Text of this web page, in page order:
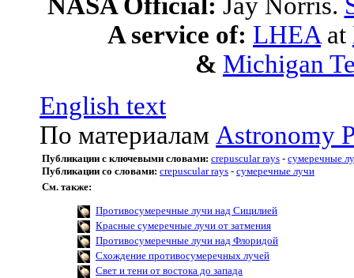
A service of: LHEA at
& Michigan
English text
По материалам Astronomy
Публикации с ключевыми словами: crepuscular rays - сумеречные
Публикации со словами: crepuscular rays - сумеречные лучи
См. также:
Противосумеречные лучи над Сицилией
Красные сумеречные лучи от затмения
Противосумеречные лучи над Флоридой
Схождение противосумеречных лучей
Свет и тени от востока до запада